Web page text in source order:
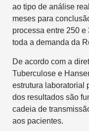
ao tipo de análise
meses para
processa entre 250
toda a demanda da
De acordo com a
Tuberculose e
estrutura laboratorial
dos resultados são
cadeia de
aos pacientes.